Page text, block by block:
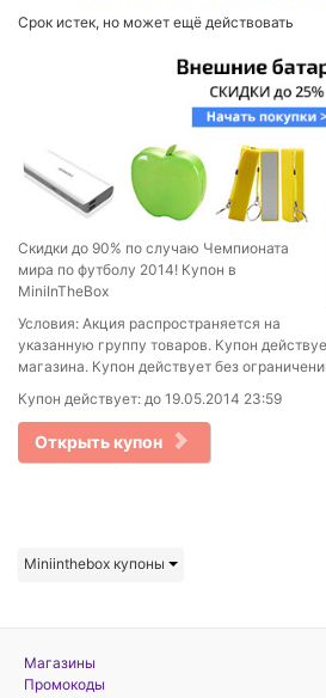
Срок истек, но может ещё действовать
Скидки до 90% по случаю Чемпионата
мира по футболу 2014! Купон в
MiniInTheBox
Условия: Акция распространяется на
указанную группу товаров. Купон
магазина. Купон действует без
Купон действует: до 19.05.2014 23:59
Открыть купон
Miniinthebox купоны
Магазины
Промокоды